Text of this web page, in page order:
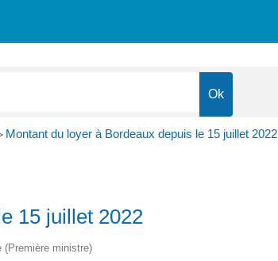
Montant du loyer à Bordeaux depuis le 15 juillet 2022
15 juillet 2022
(Première ministre)